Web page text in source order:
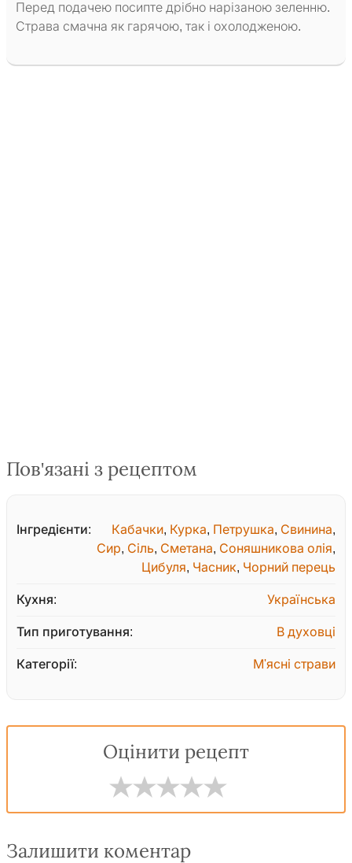
Перед подачею посипте дрібно нарізаною зеленню.
Страва смачна як гарячою, так і охолодженою.
Пов'язані з рецептом
Інгредієнти: Кабачки, Курка, Петрушка, Свинина,
Сир, Сіль, Сметана, Соняшникова олія,
Цибуля, Часник, Чорний перець
Кухня: Українська
Тип приготування: В духовці
Категорії: М'ясні страви
Оцінити рецепт
Залишити коментар